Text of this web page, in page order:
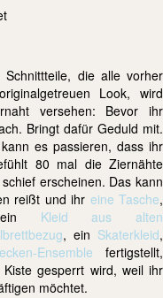
die alle vorher
Look, wird
versehen: Bevor ihr
Bringt dafür Geduld mit.
es passieren, dass ihr
80 mal die Ziernähte
erscheinen. Das kann
reißt und ihr eine Tasche,
Kleid aus alten
, ein Skaterkleid,
Ensemble fertigstellt,
gesperrt wird, weil ihr
möchtet.